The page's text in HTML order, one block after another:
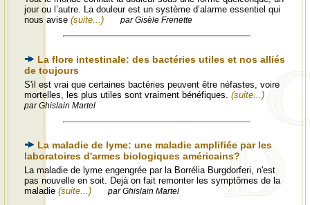
jour ou l’autre. La douleur est un système d’alarme essentiel qui
nous avise (suite...) par Gisèle Frenette
La flore intestinale: des bactéries utiles et nos alliés
de toujours
S'il est vrai que certaines bactéries peuvent être néfastes, voire
mortelles, les plus utiles sont vraiment bénéfiques. (suite...)
par Ghislain Martel
La maladie de lyme: une maladie amplifiée par les
laboratoires d'armes biologiques américains?
La maladie de lyme engengrée par la Borrélia Burgdorferi, n'est
pas nouvelle en soit. Dejà on fait remonter les symptômes de la
maladie (suite...) par Ghislain Martel